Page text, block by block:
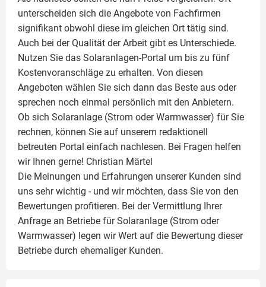
unterscheiden sich die Angebote von Fachfirmen
signifikant obwohl diese im gleichen Ort tätig sind.
Auch bei der Qualität der Arbeit gibt es Unterschiede.
Nutzen Sie das Solaranlagen-Portal um bis zu fünf
Kostenvoranschläge zu erhalten. Von diesen
Angeboten wählen Sie sich dann das Beste aus oder
sprechen noch einmal persönlich mit den Anbietern.
Ob sich Solaranlage (Strom oder Warmwasser) für Sie
rechnen, können Sie auf unserem redaktionell
betreuten Portal einfach nachlesen. Bei Fragen helfen
wir Ihnen gerne! Christian Märtel
Die Meinungen und Erfahrungen unserer Kunden sind
uns sehr wichtig - und wir möchten, dass Sie von den
Bewertungen profitieren. Bei der Vermittlung Ihrer
Anfrage an Betriebe für Solaranlage (Strom oder
Warmwasser) legen wir Wert auf die Bewertung dieser
Betriebe durch ehemaliger Kunden.